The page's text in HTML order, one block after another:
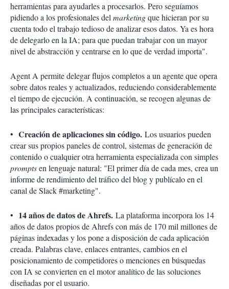
herramientas para ayudarles a procesarlos. Pero seguíamos
pidiendo a los profesionales delmarketingque hicieran por su
cuenta todo el trabajo tedioso de analizar esos datos. Ya es hora
de delegarlo en la IA; para que puedan trabajar con un mayor
nivel de abstracción y centrarse en lo que de verdad importa".
Agent A permite delegar flujos completos a un agente que opera
sobre datos reales y actualizados, reduciendo considerablemente
el tiempo de ejecución. A continuación, se recogen algunas de
las principales características:
• Creación de aplicaciones sin código. Los usuarios pueden
crear sus propios paneles de control, sistemas de generación de
contenido o cualquier otra herramienta especializada con simples
promptsen lenguaje natural: "El primer día de cada mes, crea un
informe de rendimiento del tráfico del blog y publícalo en el
canal de Slack #marketing".
• 14 años de datos de Ahrefs. La plataforma incorpora los 14
años de datos propios de Ahrefs con más de 170 mil millones de
páginas indexadas y los pone a disposición de cada aplicación
creada. Palabras clave, enlaces entrantes, cambios en el
posicionamiento de competidores o menciones en búsquedas
con IA se convierten en el motor analítico de las soluciones
diseñadas por el usuario.